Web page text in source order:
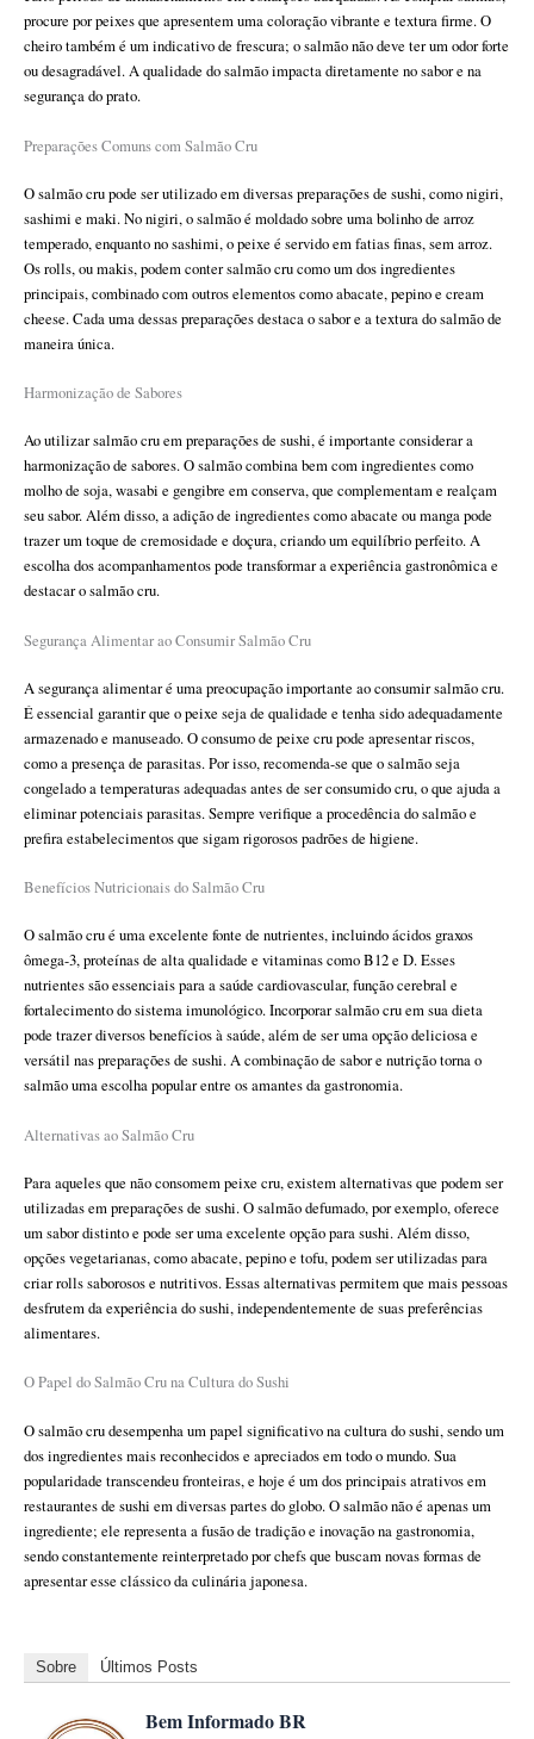
procure por peixes que apresentem uma coloração vibrante e textura firme. O
cheiro também é um indicativo de frescura; o salmão não deve ter um odor forte
ou desagradável. A qualidade do salmão impacta diretamente no sabor e na
segurança do prato.
Preparações Comuns com Salmão Cru
O salmão cru pode ser utilizado em diversas preparações de sushi, como nigiri,
sashimi e maki. No nigiri, o salmão é moldado sobre uma bolinho de arroz
temperado, enquanto no sashimi, o peixe é servido em fatias finas, sem arroz.
Os rolls, ou makis, podem conter salmão cru como um dos ingredientes
principais, combinado com outros elementos como abacate, pepino e cream
cheese. Cada uma dessas preparações destaca o sabor e a textura do salmão de
maneira única.
Harmonização de Sabores
Ao utilizar salmão cru em preparações de sushi, é importante considerar a
harmonização de sabores. O salmão combina bem com ingredientes como
molho de soja, wasabi e gengibre em conserva, que complementam e realçam
seu sabor. Além disso, a adição de ingredientes como abacate ou manga pode
trazer um toque de cremosidade e doçura, criando um equilíbrio perfeito. A
escolha dos acompanhamentos pode transformar a experiência gastronômica e
destacar o salmão cru.
Segurança Alimentar ao Consumir Salmão Cru
A segurança alimentar é uma preocupação importante ao consumir salmão cru.
É essencial garantir que o peixe seja de qualidade e tenha sido adequadamente
armazenado e manuseado. O consumo de peixe cru pode apresentar riscos,
como a presença de parasitas. Por isso, recomenda-se que o salmão seja
congelado a temperaturas adequadas antes de ser consumido cru, o que ajuda a
eliminar potenciais parasitas. Sempre verifique a procedência do salmão e
prefira estabelecimentos que sigam rigorosos padrões de higiene.
Benefícios Nutricionais do Salmão Cru
O salmão cru é uma excelente fonte de nutrientes, incluindo ácidos graxos
ômega-3, proteínas de alta qualidade e vitaminas como B12 e D. Esses
nutrientes são essenciais para a saúde cardiovascular, função cerebral e
fortalecimento do sistema imunológico. Incorporar salmão cru em sua dieta
pode trazer diversos benefícios à saúde, além de ser uma opção deliciosa e
versátil nas preparações de sushi. A combinação de sabor e nutrição torna o
salmão uma escolha popular entre os amantes da gastronomia.
Alternativas ao Salmão Cru
Para aqueles que não consomem peixe cru, existem alternativas que podem ser
utilizadas em preparações de sushi. O salmão defumado, por exemplo, oferece
um sabor distinto e pode ser uma excelente opção para sushi. Além disso,
opções vegetarianas, como abacate, pepino e tofu, podem ser utilizadas para
criar rolls saborosos e nutritivos. Essas alternativas permitem que mais pessoas
desfrutem da experiência do sushi, independentemente de suas preferências
alimentares.
O Papel do Salmão Cru na Cultura do Sushi
O salmão cru desempenha um papel significativo na cultura do sushi, sendo um
dos ingredientes mais reconhecidos e apreciados em todo o mundo. Sua
popularidade transcendeu fronteiras, e hoje é um dos principais atrativos em
restaurantes de sushi em diversas partes do globo. O salmão não é apenas um
ingrediente; ele representa a fusão de tradição e inovação na gastronomia,
sendo constantemente reinterpretado por chefs que buscam novas formas de
apresentar esse clássico da culinária japonesa.
Sobre Últimos Posts
Bem Informado BR